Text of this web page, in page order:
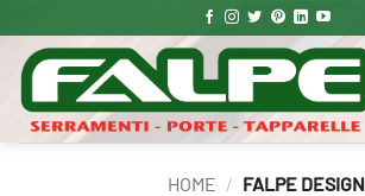
ai
contenuti
HOME / FALPE DESIGN